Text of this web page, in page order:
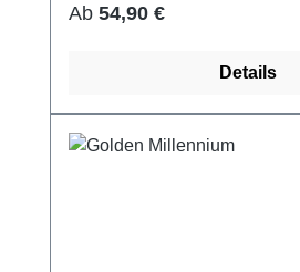
Regulärer Preis:
Ab 54,90 €
Details